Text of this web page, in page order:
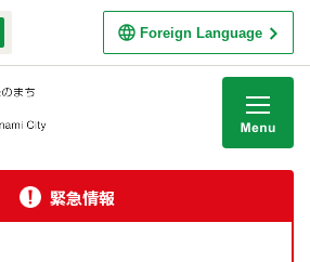
Foreign Language
緊急情報